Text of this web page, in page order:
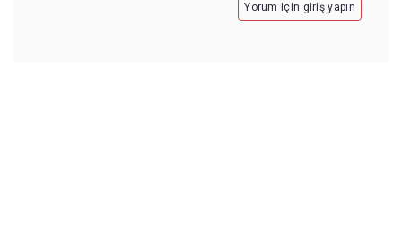
Yorum için giriş yapın